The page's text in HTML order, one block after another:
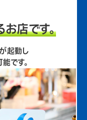
店です。
起動し
です。